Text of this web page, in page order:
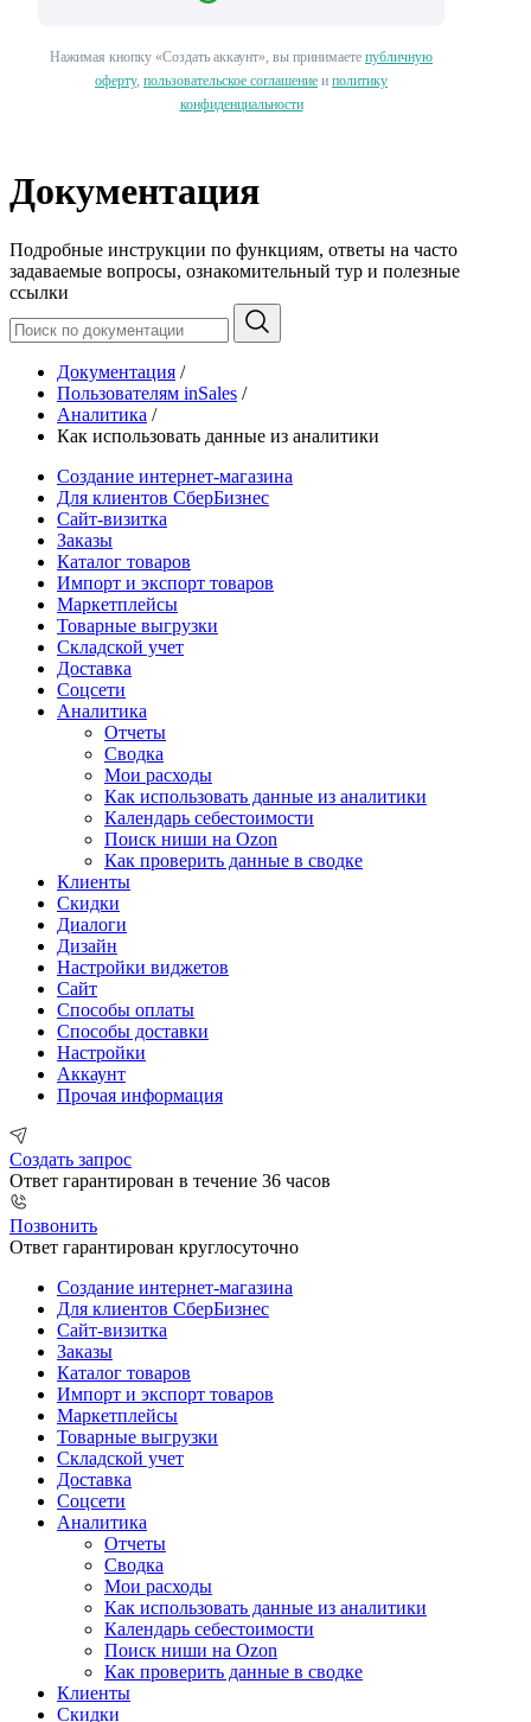
Нажимая кнопку «Создать аккаунт», вы принимаете публичную
оферту, пользовательское соглашение и политику
конфиденциальности
Документация
Подробные инструкции по функциям, ответы на часто
задаваемые вопросы, ознакомительный тур и полезные
ссылки
Документация /
Пользователям inSales /
Аналитика /
Как использовать данные из аналитики
Создание интернет-магазина
Для клиентов СберБизнес
Сайт-визитка
Заказы
Каталог товаров
Импорт и экспорт товаров
Маркетплейсы
Товарные выгрузки
Складской учет
Доставка
Соцсети
Аналитика
Отчеты
Сводка
Мои расходы
Как использовать данные из аналитики
Календарь себестоимости
Поиск ниши на Ozon
Как проверить данные в сводке
Клиенты
Скидки
Диалоги
Дизайн
Настройки виджетов
Сайт
Способы оплаты
Способы доставки
Настройки
Аккаунт
Прочая информация
Создать запрос
Ответ гарантирован в течение 36 часов
Позвонить
Ответ гарантирован круглосуточно
Создание интернет-магазина
Для клиентов СберБизнес
Сайт-визитка
Заказы
Каталог товаров
Импорт и экспорт товаров
Маркетплейсы
Товарные выгрузки
Складской учет
Доставка
Соцсети
Аналитика
Отчеты
Сводка
Мои расходы
Как использовать данные из аналитики
Календарь себестоимости
Поиск ниши на Ozon
Как проверить данные в сводке
Клиенты
Скидки